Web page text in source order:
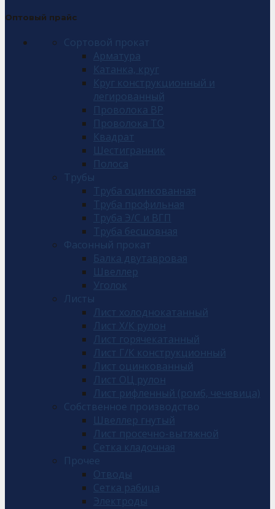
Оптовый прайс
Сортовой прокат
Арматура
Катанка, круг
Круг конструкционный и
легированный
Проволока ВР
Проволока ТО
Квадрат
Шестигранник
Полоса
Трубы
Труба оцинкованная
Труба профильная
Труба Э/С и ВГП
Труба бесшовная
Фасонный прокат
Балка двутавровая
Швеллер
Уголок
Листы
Лист холоднокатанный
Лист Х/К рулон
Лист горячекатанный
Лист Г/К конструкционный
Лист оцинкованный
Лист ОЦ рулон
Лист рифленный (ромб, чечевица)
Собственное производство
Швеллер гнутый
Лист просечно-вытяжной
Сетка кладочная
Прочее
Отводы
Сетка рабица
Электроды